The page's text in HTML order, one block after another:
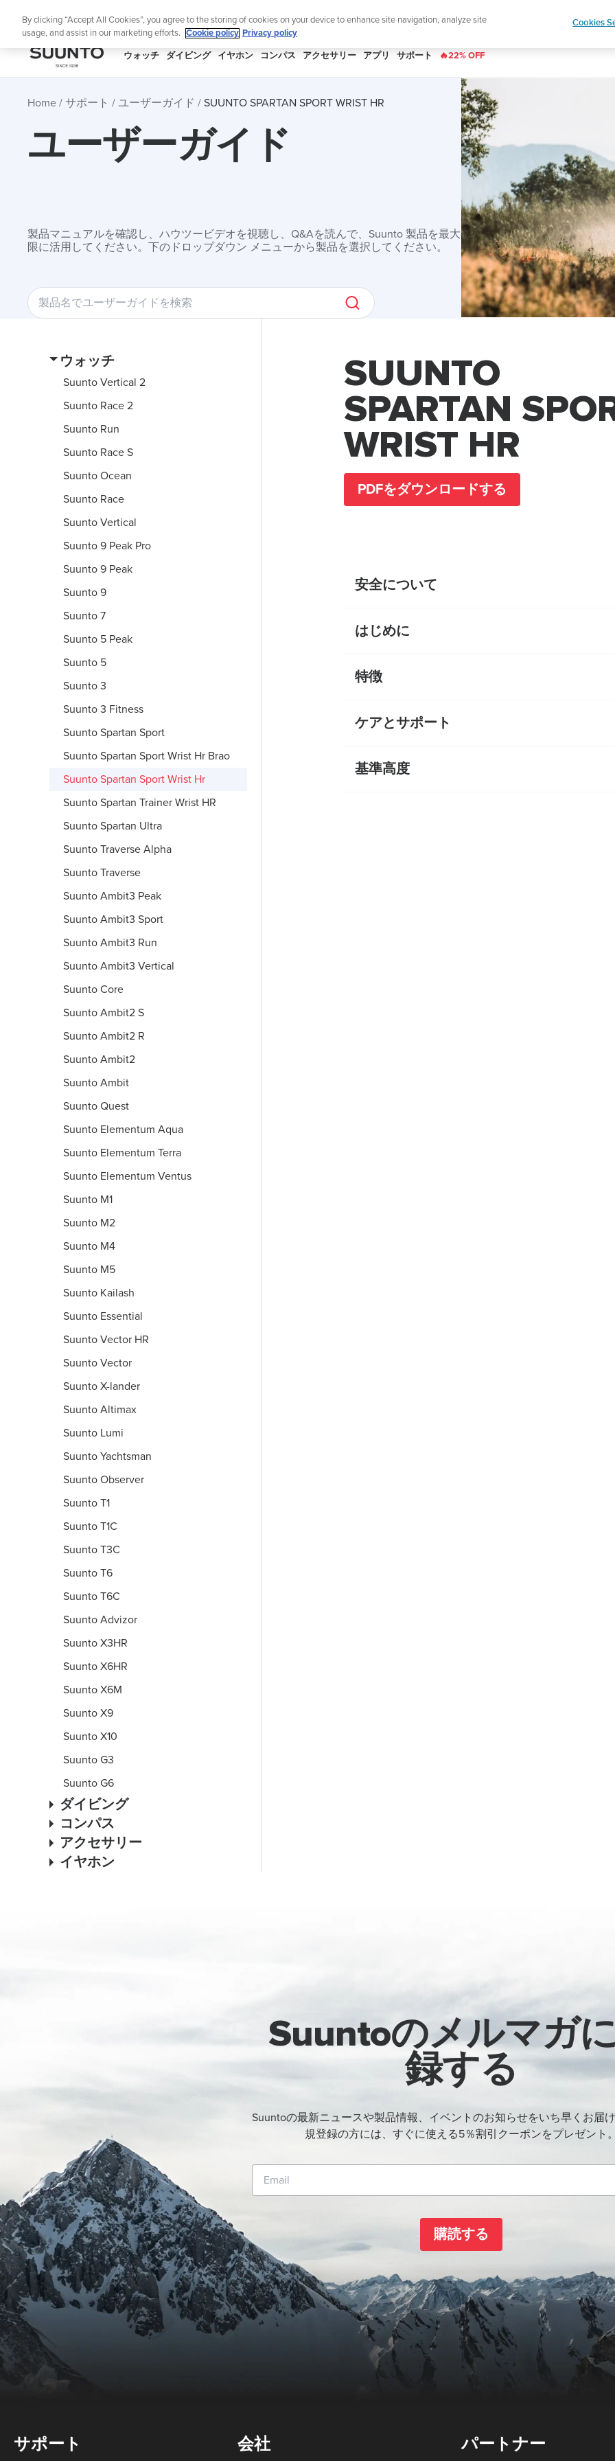
ニュースレターに登録すると、5％オフになります。|返
SUUNTO
ウォッチ ダイビング イヤホン コンパス アクセサリー アプリ サポート 🔥22% OFF
Home サポート ユーザーガイド SUUNTO SPARTAN SPORT WRIST HR
ユーザーガイド
製品マニュアルを確認し、ハウツービデオを視聴し、Q&Aを読んで、Suunto 製品を最大
限に活用してください。下のドロップダウン メニューから製品を選択してください。
ウォッチ
Suunto Vertical 2
Suunto Race 2
Suunto Run
Suunto Race S
Suunto Ocean
Suunto Race
Suunto Vertical
Suunto 9 Peak Pro
Suunto 9 Peak
Suunto 9
Suunto 7
Suunto 5 Peak
Suunto 5
Suunto 3
Suunto 3 Fitness
Suunto Spartan Sport
Suunto Spartan Sport Wrist Hr Brao
Suunto Spartan Sport Wrist Hr
Suunto Spartan Trainer Wrist HR
Suunto Spartan Ultra
Suunto Traverse Alpha
Suunto Traverse
Suunto Ambit3 Peak
Suunto Ambit3 Sport
Suunto Ambit3 Run
Suunto Ambit3 Vertical
Suunto Core
Suunto Ambit2 S
Suunto Ambit2 R
Suunto Ambit2
Suunto Ambit
Suunto Quest
Suunto Elementum Aqua
Suunto Elementum Terra
Suunto Elementum Ventus
Suunto M1
Suunto M2
Suunto M4
Suunto M5
Suunto Kailash
Suunto Essential
Suunto Vector HR
Suunto Vector
Suunto X-lander
Suunto Altimax
Suunto Lumi
Suunto Yachtsman
Suunto Observer
Suunto T1
Suunto T1C
Suunto T3C
Suunto T6
Suunto T6C
Suunto Advizor
Suunto X3HR
Suunto X6HR
Suunto X6M
Suunto X9
Suunto X10
Suunto G3
Suunto G6
ダイビング
コンパス
アクセサリー
イヤホン
SUUNTO
SPARTAN
WRIST HR
PDFをダウンロードする
安全について
はじめに
特徴
ケアとサポート
基準高度
Suuntoのメルマガ
録する
Suuntoの最新ニュースや製品情報、イベントのお知らせをいち早くお届
規登録の方には、すぐに使える5％割引クーポンをプレゼント
購読する
サポート 会社 パートナー
By clicking “Accept All Cookies”, you agree to the storing of cookies on your device to enhance site navigation, analyze site
usage, and assist in our marketing efforts.
Cookie policy Privacy policy
Cookies